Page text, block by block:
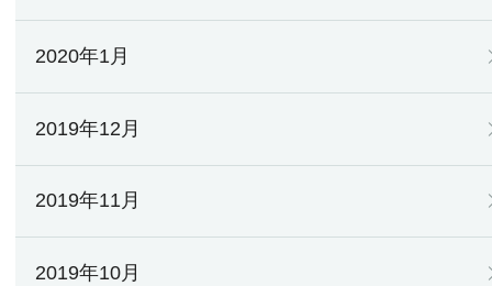
2020年1月
2019年12月
2019年11月
2019年10月